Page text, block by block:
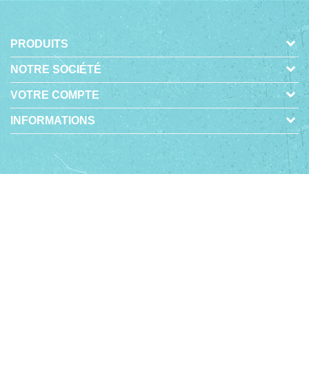
PRODUITS
NOTRE SOCIÉTÉ
VOTRE COMPTE
INFORMATIONS
© 2026 - BOUTIQUE EN LIGNE CRÉÉE AVEC
PRESTASHOP™